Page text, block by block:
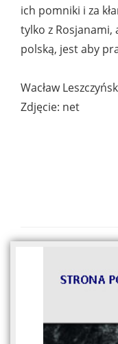
ich pomniki i za
tylko z Rosjanami,
polską, jest aby
Wacław
Zdjęcie: net